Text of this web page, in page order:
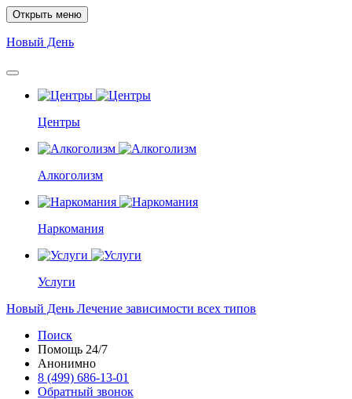
Открыть меню
Новый День
Центры
Алкоголизм
Наркомания
Услуги
Новый День Лечение зависимости всех типов
Поиск
Помощь 24/7
Анонимно
8 (499) 686-13-01
Обратный звонок